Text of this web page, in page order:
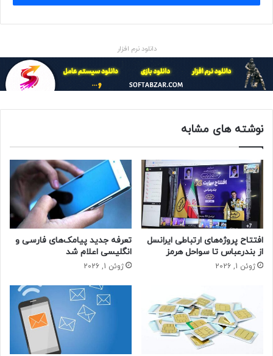
مسئولان تأکید کردند اپراتورها موظف هستند سامانه کشف تخلف
به آدرس https://۱۹۵.cra.ir شکایت خود را درباره دریافت پیامک
های تبلیغاتی و همچنین تماس های صوتی تبلیغاتی ثبت کنند تا
با گذشت یک سال از اقدامات انجام شده اگرچه بررسی‌ها حکایت
از تداوم برقراری تماس‌های تبلیغاتی دارد، رئیس سازمان تنظیم
مقررات ارتباطات اخیرا به ایسنا گفته است آمارها در سامانه ۱۹۵
روند نزولی شکایت مردمی را نشان می‌دهد. درواقع میزان شکایت
مردم از تماس‌ها و پیامک‌های مزاحم از قبل کمتر شده که
نمودارهای آن را منتشر شده است.
به گفته وی برای کاهش تخلفات این حوزه از ابزارهای جدید مانند
هوش مصنوعی و ابزارهای فناورانه جدید برای ریشه‌کن شدن کامل
آن استفاده می‌شود؛ اما به صورت کلی گزارش‌ها روند کاهشی را
در این راستا سید ستار هاشمی- وزیر ارتباطات و فناوری
اطلاعات- در حاشیه جلسه هیئت دولت درباره این موضوع توضیح
داده است: سال گذشته در یک مقطعی به ما گزارشی مبنی بر
دانلود نرم افزار
نوشته های مشابه
افتتاح پروژه‌های ارتباطی ایرانسل
از بندرعباس تا سواحل هرمز
ژوئن 1, 2026
تعرفه جدید پیامک‌های فارسی و
انگلیسی اعلام شد
ژوئن 1, 2026